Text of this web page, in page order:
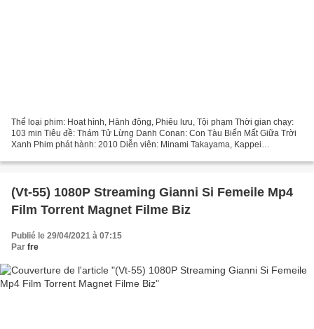
Thể loại phim: Hoạt hình, Hành động, Phiêu lưu, Tội phạm Thời gian chạy:
103 min Tiêu đề: Thám Tử Lừng Danh Conan: Con Tàu Biến Mất Giữa Trời
Xanh Phim phát hành: 2010 Diễn viên: Minami Takayama, Kappei
(Vt-55) 1080P Streaming Gianni Si Femeile Mp4
Film Torrent Magnet Filme Biz
Publié le 29/04/2021 à 07:15
Par fre